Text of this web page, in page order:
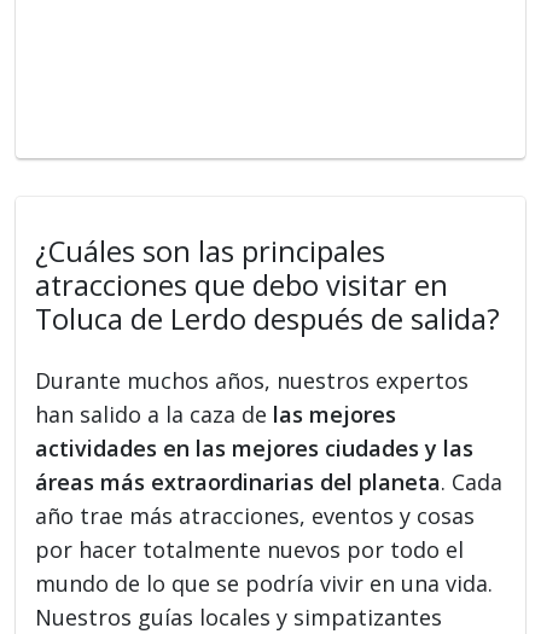
¿Cuáles son las principales
atracciones que debo visitar en
Toluca de Lerdo después de salida?
Durante muchos años, nuestros expertos
han salido a la caza de las mejores
actividades en las mejores ciudades y las
áreas más extraordinarias del planeta. Cada
año trae más atracciones, eventos y cosas
por hacer totalmente nuevos por todo el
mundo de lo que se podría vivir en una vida.
Nuestros guías locales y simpatizantes